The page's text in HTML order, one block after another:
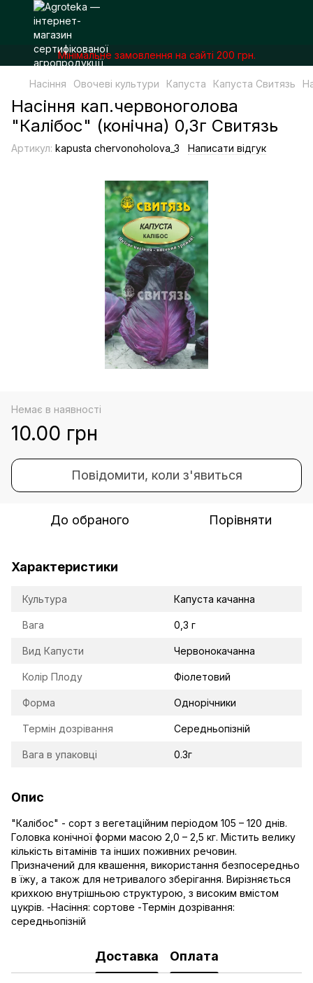
Мінімальне замовлення на сайті 200 грн.
Насіння Овочеві культури Капуста Капуста Свитязь
Насіння кап.червоноголова
"Калібос" (конічна) 0,3г Свитязь
Артикул: kapusta chervonoholova_3 Написати відгук
Немає в наявності
10.00 грн
Повідомити, коли з'явиться
До обраного Порівняти
Характеристики
Культура Капуста качанна
Вага 0,3 г
Вид Капусти Червонокачанна
Колір Плоду Фіолетовий
Форма Однорічники
Термін дозрівання Середньопізній
Вага в упаковці 0.3г
Опис
"Калібос" - сорт з вегетаційним періодом 105 – 120 днів.
Головка конічної форми масою 2,0 – 2,5 кг. Містить велику
кількість вітамінів та інших поживних речовин.
Призначений для квашення, використання безпосередньо
в їжу, а також для нетривалого зберігання. Вирізняється
крихкою внутрішньою структурою, з високим вмістом
цукрів. -Насіння: сортове -Термін дозрівання:
середньопізній
Доставка Оплата